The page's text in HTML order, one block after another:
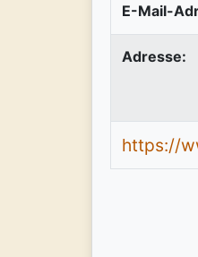
E-Mail-
Adresse:
https://